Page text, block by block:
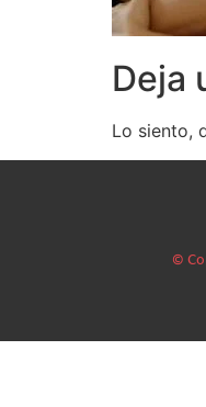
Deja
Lo siento,
©